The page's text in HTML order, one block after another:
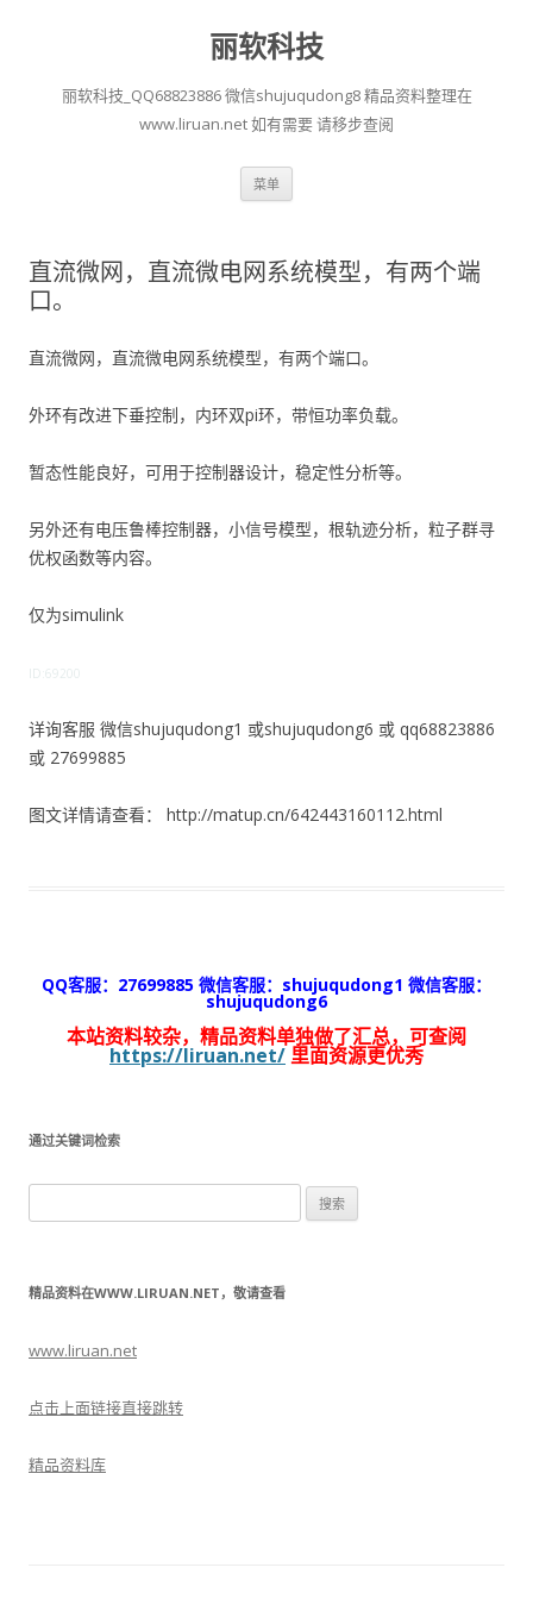
丽软科技
丽软科技_QQ68823886 微信shujuqudong8 精品资料整理在
www.liruan.net 如有需要 请移步查阅
菜单
直流微网，直流微电网系统模型，有两个端
口。
直流微网，直流微电网系统模型，有两个端口。
外环有改进下垂控制，内环双pi环，带恒功率负载。
暂态性能良好，可用于控制器设计，稳定性分析等。
另外还有电压鲁棒控制器，小信号模型，根轨迹分析，粒子群寻
优权函数等内容。
仅为simulink
ID:69200
详询客服 微信shujuqudong1 或shujuqudong6 或 qq68823886
或 27699885
图文详情请查看： http://matup.cn/642443160112.html
QQ客服：27699885 微信客服：shujuqudong1 微信客服：
shujuqudong6
本站资料较杂，精品资料单独做了汇总，可查阅
https://liruan.net/ 里面资源更优秀
通过关键词检索
索：
精品资料在WWW.LIRUAN.NET，敬请查看
www.liruan.net
点击上面链接直接跳转
精品资料库